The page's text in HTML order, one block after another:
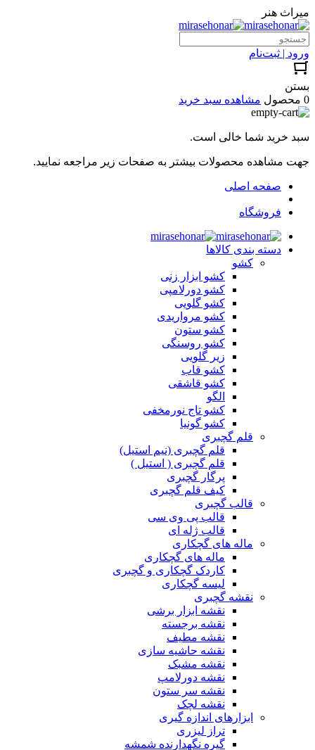
میراث هنر
ورود | ثبت‌نام
بستن
0 محصول
مشاهده سبد خرید
سبد خرید شما خالی است.
جهت مشاهده محصولات بیشتر به صفحات زیر مراجعه نمایید.
صفحه اصلی
فروشگاه
دسته بندی کالاها
کشو
کشو ابزار زنی
کشو دورلامپی
کشو گلویی
کشو مرواریدی
کشو ستون
کشو روسنگی
زیر گلویی
کشو قاب
کشو قاشقی
الگو
کشو تاج نورمخفی
کشو گونیا
قلم گچبری
قلم گچبری (نیم استیل)
قلم گچبری ( استیل )
پرگار گچبری
کیف قلم گچبری
قالب گچبری
قالب پی وی سی
قالب ژله ای
ماله های گچکاری
ماله های گچکاری
کاردک گچکاری و گچبری
لیسه گچکاری
نقشه گچبری
نقشه ابزار برشی
نقشه برجسته
نقشه مطیف
نقشه حاشیه سازی
نقشه مشبک
نقشه دورلامپ
نقشه سر ستون
نقشه لچک
ابزارهای اندازه گیری
تراز لیزری
گیره نگهدارنده شمشه